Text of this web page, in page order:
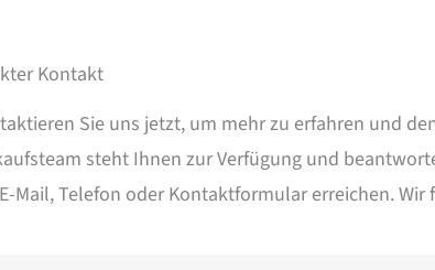
Kontakt
Sie uns jetzt, um mehr zu erfahren und
steht Ihnen zur Verfügung und
Mail, Telefon oder Kontaktformular erreichen.